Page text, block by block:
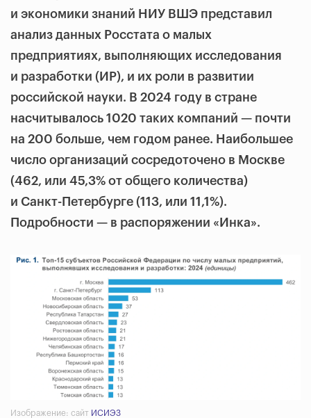
и экономики знаний НИУ ВШЭ представил
анализ данных Росстата о малых
предприятиях, выполняющих исследования
и разработки (ИР), и их роли в развитии
российской науки. В 2024 году в стране
насчитывалось 1020 таких компаний — почти
на 200 больше, чем годом ранее. Наибольшее
число организаций сосредоточено в Москве
(462, или 45,3% от общего количества)
и Санкт-Петербурге (113, или 11,1%).
Подробности — в распоряжении «Инка».
Изображение: сайт ИСИЭЗ